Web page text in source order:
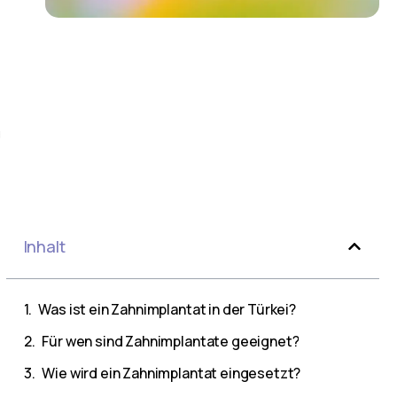
Inhalt
Was ist ein Zahnimplantat in der Türkei?
Für wen sind Zahnimplantate geeignet?
Wie wird ein Zahnimplantat eingesetzt?